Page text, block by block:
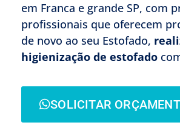
em Franca e grande SP, com
profissionais que oferecem
de novo ao seu Estofado,
higienização de estofado
SOLICITAR